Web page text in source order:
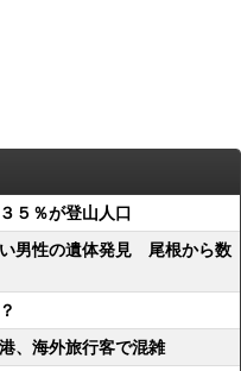
５％が登山人口
男性の遺体発見 尾根から数
、海外旅行客で混雑